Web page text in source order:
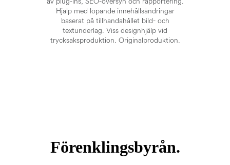
Hjälp med löpande innehållsändringar
baserat på tillhandahållet bild- och
textunderlag. Viss designhjälp vid
trycksaksproduktion. Originalproduktion.
Förenklingsbyrån.